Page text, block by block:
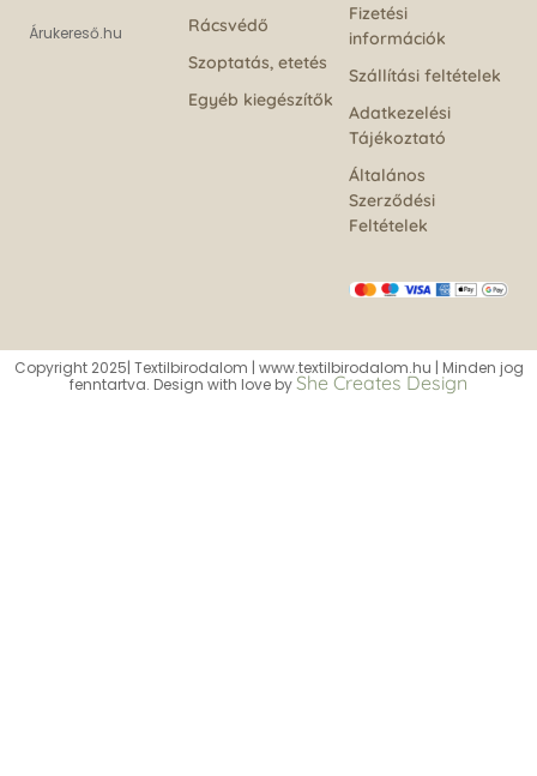
Árukereső.hu
Rácsvédő
Szoptatás, etetés
Egyéb kiegészítők
Fizetési
információk
Szállítási feltételek
Adatkezelési
Tájékoztató
Általános
Szerződési
Feltételek
Copyright 2025| Textilbirodalom | www.textilbirodalom.hu | Minden jog
fenntartva. Design with love byShe Creates Design